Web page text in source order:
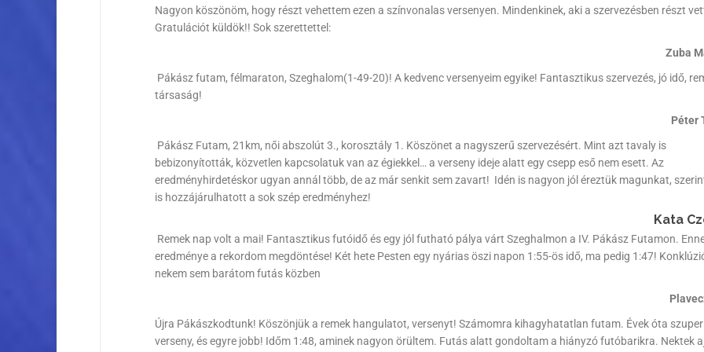
Nagyon köszönöm, hogy részt vehettem ezen a színvonalas versenyen. Mindenkinek, aki a szervezésben részt
Gratulációt küldök!! Sok szerettettel:
Zuba
Pákász futam, félmaraton, Szeghalom(1-49-20)! A kedvenc versenyeim egyike! Fantasztikus szervezés, jó idő,
társaság!
Péter
Pákász Futam, 21km, női abszolút 3., korosztály 1. Köszönet a nagyszerű szervezésért. Mint azt tavaly is
bebizonyították, közvetlen kapcsolatuk van az égiekkel… a verseny ideje alatt egy csepp eső nem esett. Az
eredményhirdetéskor ugyan annál több, de az már senkit sem zavart! Idén is nagyon jól éreztük magunkat,
is hozzájárulhatott a sok szép eredményhez!
Kata
Remek nap volt a mai! Fantasztikus futóidő és egy jól futható pálya várt Szeghalmon a IV. Pákász Futamon.
eredménye a rekordom megdöntése! Két hete Pesten egy nyárias öszi napon 1:55-ös idő, ma pedig 1:47!
nekem sem barátom futás közben
Újra Pákászkodtunk! Köszönjük a remek hangulatot, versenyt! Számomra kihagyhatatlan futam. Évek óta szuper
verseny, és egyre jobb! Időm 1:48, aminek nagyon örültem. Futás alatt gondoltam a hiányzó futóbarikra. Nektek